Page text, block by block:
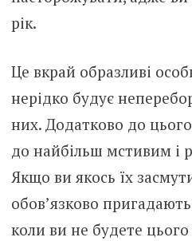
рік.
Це вкрай образливі
нерідко будує
них. Додатково до
до найбільш мстивим і
Якщо ви якось їх
обов’язково
коли ви не будете цього